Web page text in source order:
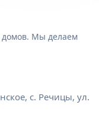
домов. Мы делаем
с. Речицы, ул.